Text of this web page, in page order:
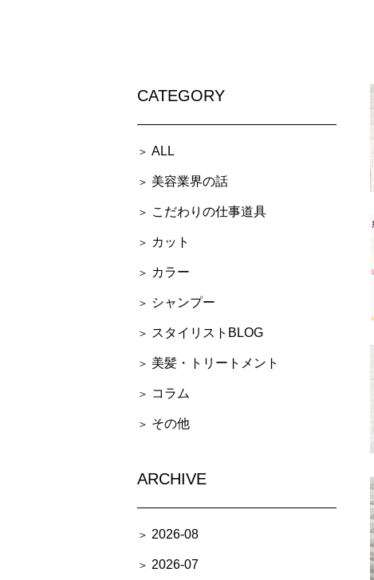
CATEGORY
ALL
美容業界の話
こだわりの仕事道具
カット
カラー
シャンプー
スタイリストBLOG
美髪・トリートメント
コラム
その他
ARCHIVE
2026-08
2026-07